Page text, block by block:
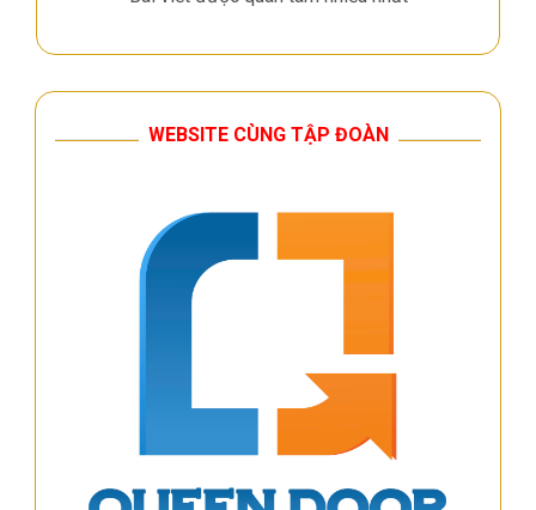
WEBSITE CÙNG TẬP ĐOÀN